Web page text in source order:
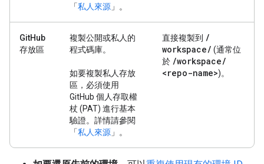
「私人來源 」。
GitHub
存放區
複製公開或私人的
程式碼庫。
如要複製私人存放
區，必須使用
GitHub 個人存取權
杖 (PAT) 進行基本
驗證。詳情請參閱
「私人來源 」。
直接複製到 /
workspace/ (通常位
於 /workspace/
<repo-name>)。